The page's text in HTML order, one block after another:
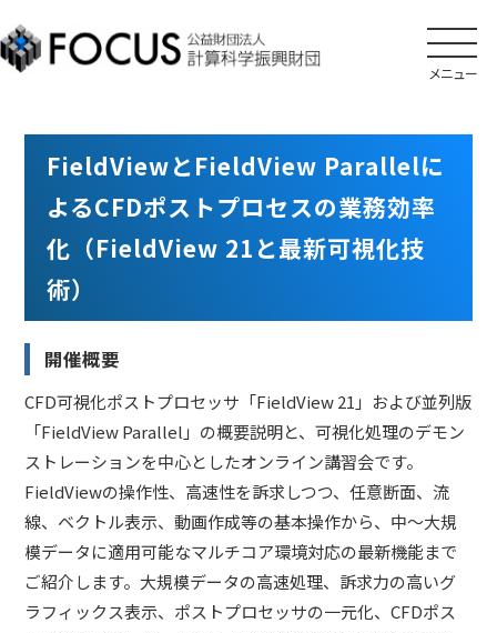
メニュー
FieldViewとFieldView Parallelに
よるCFDポストプロセスの業務効率
化（FieldView 21と最新可視化技
術）
開催概要
CFD可視化ポストプロセッサ「FieldView 21」および並列版
「FieldView Parallel」の概要説明と、可視化処理のデモン
ストレーションを中心としたオンライン講習会です。
FieldViewの操作性、高速性を訴求しつつ、任意断面、流
線、ベクトル表示、動画作成等の基本操作から、中～大規
模データに適用可能なマルチコア環境対応の最新機能まで
ご紹介します。大規模データの高速処理、訴求力の高いグ
ラフィックス表示、ポストプロセッサの一元化、CFDポス